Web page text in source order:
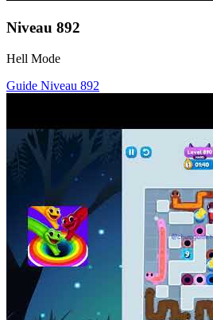
Niveau 892
Hell Mode
Guide Niveau 892